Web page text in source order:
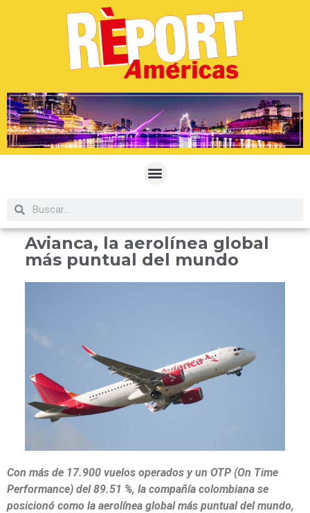
Avianca, la aerolínea global
más puntual del mundo
Con más de 17.900 vuelos operados y un OTP (On Time
Performance) del 89.51 %, la compañía colombiana se
posicionó como la aerolínea global más puntual del mundo,